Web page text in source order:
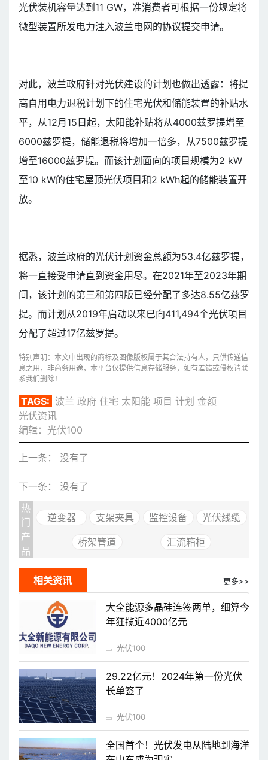
光伏装机容量达到11 GW，准消费者可根据一份规定将
微型装置所发电力注入波兰电网的协议提交申请。
对此，波兰政府针对光伏建设的计划也做出透露：将提
高自用电力退税计划下的住宅光伏和储能装置的补贴水
平，从12月15日起，太阳能补贴将从4000兹罗提增至
6000兹罗提，储能退税将增加一倍多，从7500兹罗提
增至16000兹罗提。而该计划面向的项目规模为2 kW
至10 kW的住宅屋顶光伏项目和2 kWh起的储能装置开
放。
据悉，波兰政府的光伏计划资金总额为53.4亿兹罗提，
将一直接受申请直到资金用尽。在2021年至2023年期
间，该计划的第三和第四版已经分配了多达8.55亿兹罗
提。而计划从2019年启动以来已向411,494个光伏项目
分配了超过17亿兹罗提。
特别声明：本文中出现的商标及图像版权属于其合法持有人，只供传递信
息之用，非商务用途，本平台仅提供信息存储服务，如有差错或侵权请联
系我们删除！
TAGS: 波兰 政府 住宅 太阳能 项目 计划 金额
光伏资讯
编辑：光伏100
上一条： 没有了
下一条： 没有了
热
门
产
品
逆变器 支架夹具 监控设备 光伏线缆
桥架管道 汇流箱柜
相关资讯 更多>>
大全能源多晶硅连签两单，细算今
年狂揽近4000亿元
光伏100
29.22亿元！2024年第一份光伏
长单签了
光伏100
全国首个！光伏发电从陆地到海洋